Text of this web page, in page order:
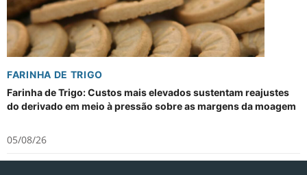
FARINHA DE TRIGO
Farinha de Trigo: Custos mais elevados sustentam reajustes
do derivado em meio à pressão sobre as margens da moagem
05/08/26